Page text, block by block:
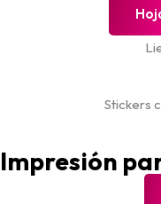
Stickers
Impresión